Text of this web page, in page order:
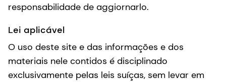
responsabilidade de aggiornarlo.
Lei aplicável
O uso deste site e das informações e dos
materiais nele contidos é disciplinado
exclusivamente pelas leis suíças, sem levar em